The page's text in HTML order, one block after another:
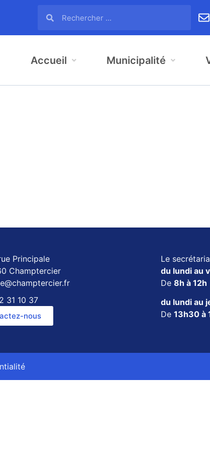
Accueil Municipalité
Principale
Champtercier
31 10 37
nous
Le
du lundi au
De 8h à 12h
du lundi au
De 13h30 à